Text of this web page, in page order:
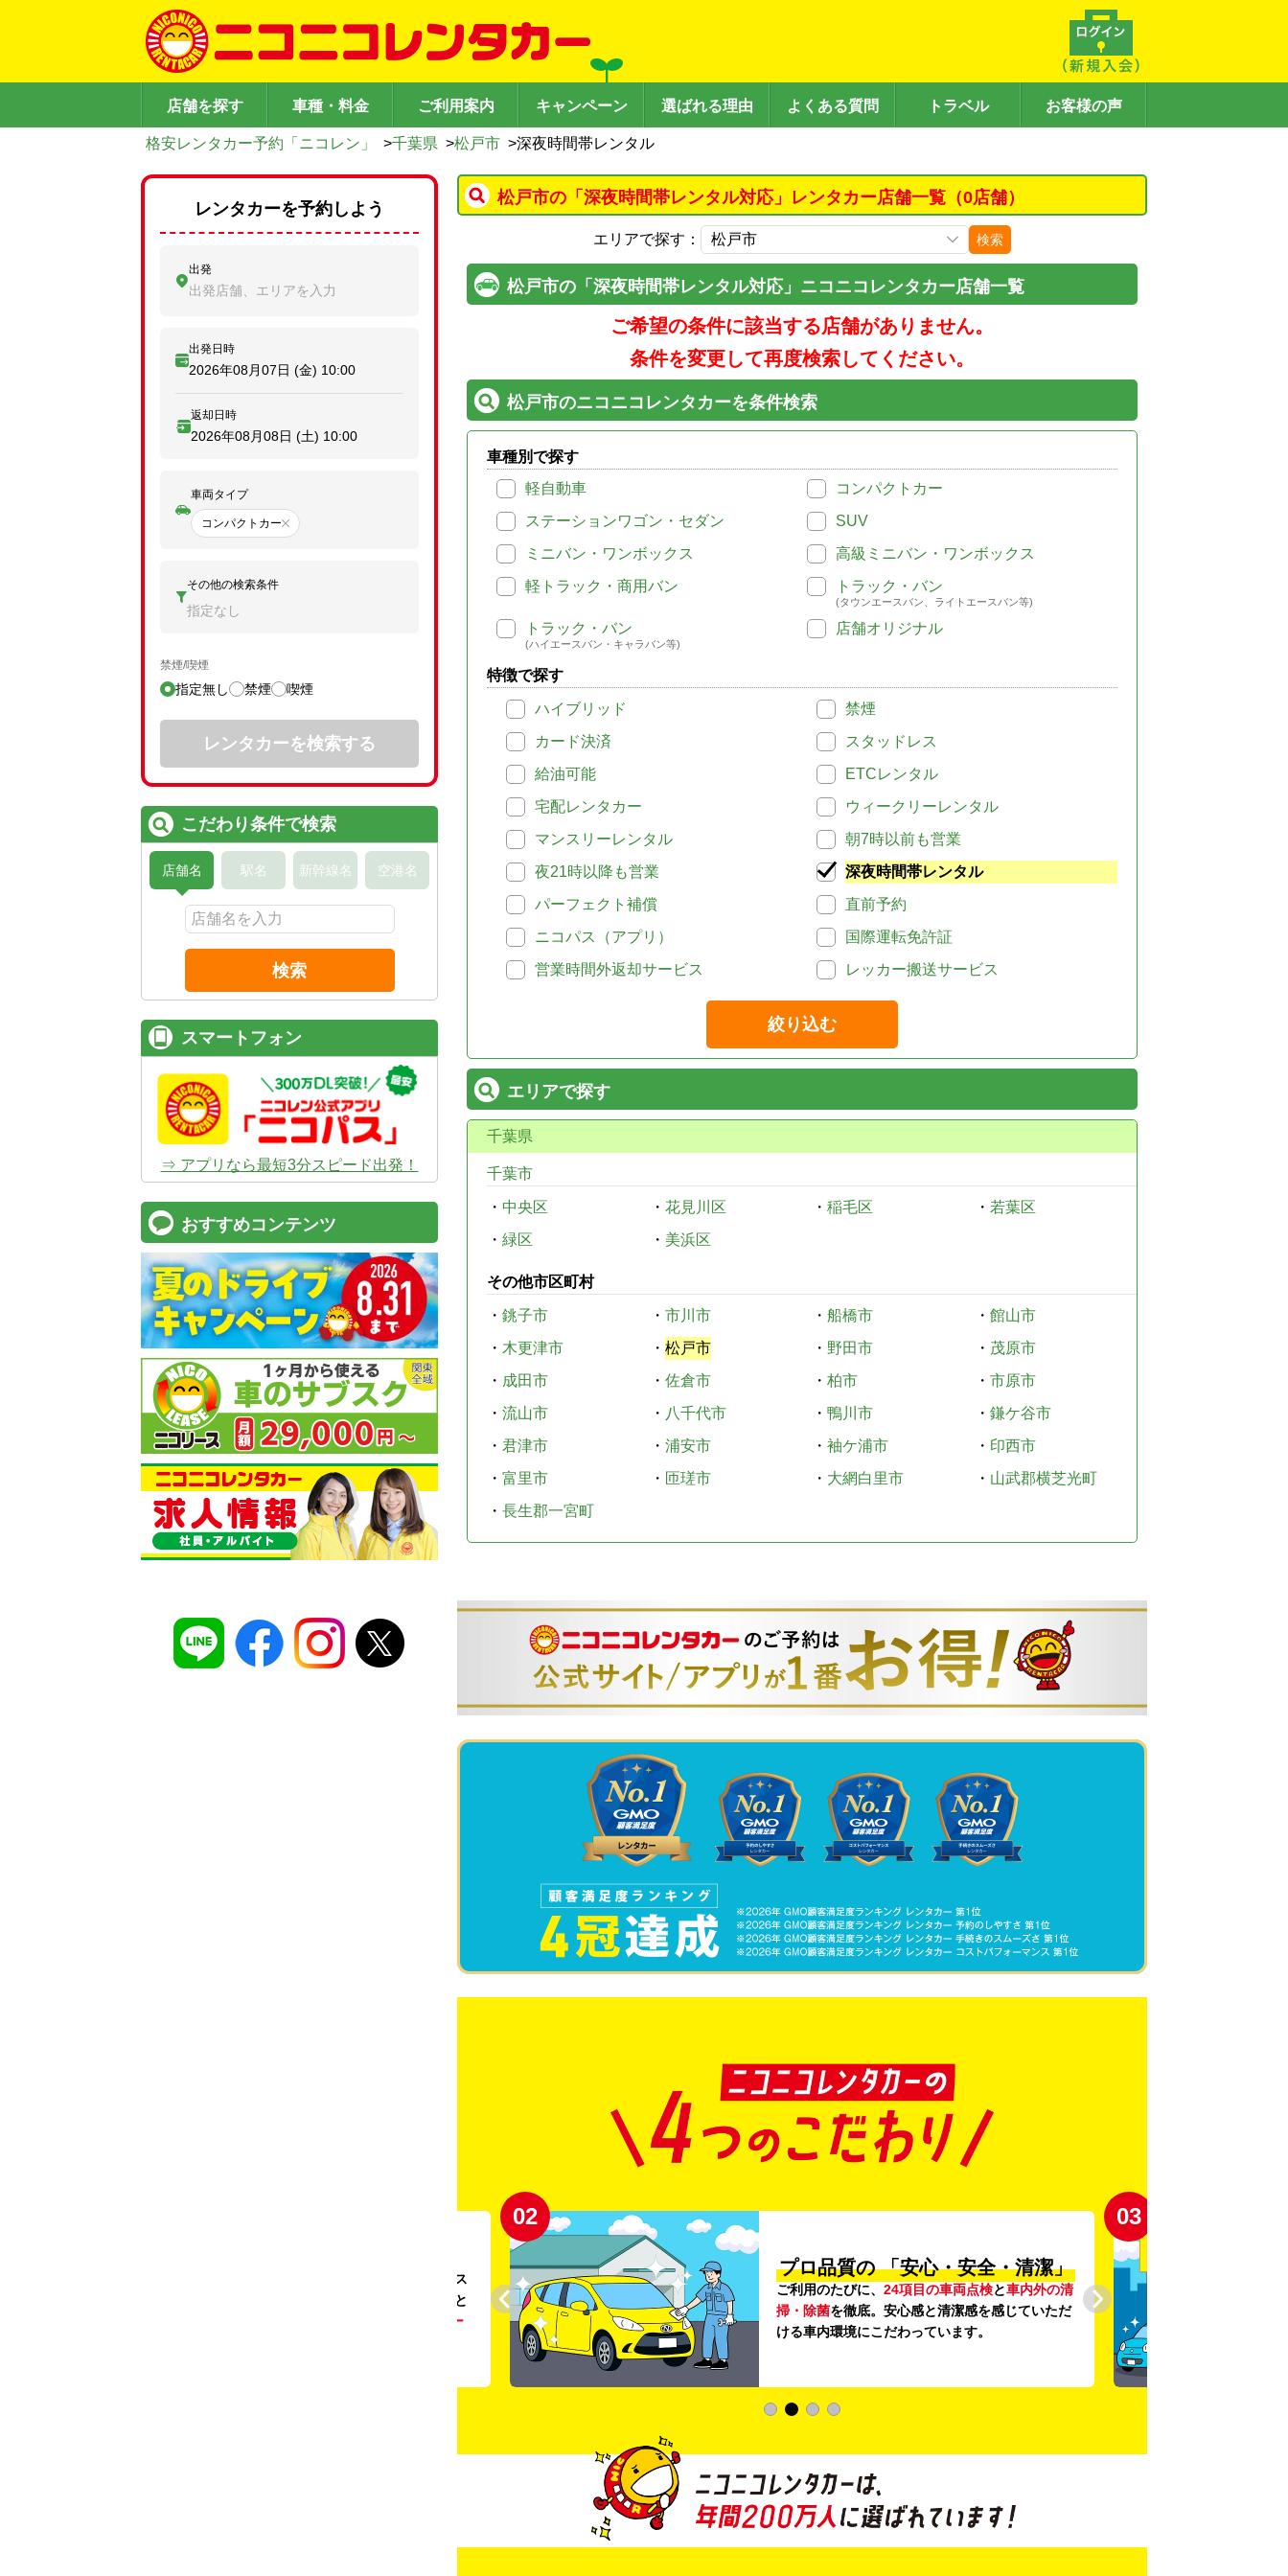
店舗を探す 車種・料金 ご利用案内 キャンペーン 選ばれる理由 よくある質問 トラベル お客様の声
格安レンタカー予約「ニコレン」 >千葉県 >松戸市 >深夜時間帯レンタル
松戸市の「深夜時間帯レンタル対応」レンタカー店舗一覧（0店舗）
エリアで探す： 検索
松戸市の「深夜時間帯レンタル対応」ニコニコレンタカー店舗一覧
ご希望の条件に該当する店舗がありません。
条件を変更して再度検索してください。
松戸市のニコニコレンタカーを条件検索
車種別で探す
軽自動車
コンパクトカー
ステーションワゴン・セダン
SUV
ミニバン・ワンボックス
高級ミニバン・ワンボックス
軽トラック・商用バン
トラック・バン
(タウンエースバン、ライトエースバン等)
トラック・バン
(ハイエースバン・キャラバン等)
店舗オリジナル
特徴で探す
ハイブリッド
禁煙
カード決済
スタッドレス
給油可能
ETCレンタル
宅配レンタカー
ウィークリーレンタル
マンスリーレンタル
朝7時以前も営業
夜21時以降も営業
深夜時間帯レンタル
パーフェクト補償
直前予約
ニコパス（アプリ）
国際運転免許証
営業時間外返却サービス
レッカー搬送サービス
絞り込む
エリアで探す
千葉県
千葉市
・ 中央区 ・ 花見川区 ・ 稲毛区 ・ 若葉区
・ 緑区 ・ 美浜区
その他市区町村
・ 銚子市 ・ 市川市 ・ 船橋市 ・ 館山市
・ 木更津市 ・ 松戸市 ・ 野田市 ・ 茂原市
・ 成田市 ・ 佐倉市 ・ 柏市 ・ 市原市
・ 流山市 ・ 八千代市 ・ 鴨川市 ・ 鎌ケ谷市
・ 君津市 ・ 浦安市 ・ 袖ケ浦市 ・ 印西市
・ 富里市 ・ 匝瑳市 ・ 大網白里市 ・ 山武郡横芝光町
・ 長生郡一宮町
。ガソリンス
タンドや整備工場の既存インフラを活用すること
リー
02
プロ品質の 「安心・安全・清潔」
ご利用のたびに、 24項目の車両点検と車内外の清
掃・除菌を徹底。安心感と清潔感を感じていただ
ける車内環境にこだわっています。
03
レンタカーを予約しよう
出発
出発店舗、エリアを入力
出発日時
2026年08月07日 (金) 10:00
返却日時
2026年08月08日 (土) 10:00
車両タイプ
コンパクトカー
その他の検索条件
指定なし
禁煙/喫煙
指定無し 禁煙 喫煙
レンタカーを検索する
こだわり条件で検索
店舗名 駅名 新幹線名 空港名
検索
スマートフォン
⇒ アプリなら最短3分スピード出発！
おすすめコンテンツ